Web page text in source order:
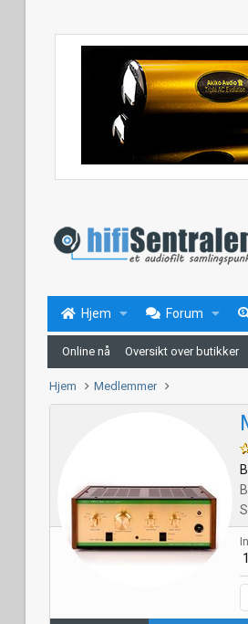
Hjem Forum
Online nå Oversikt over butikker
Hjem Medlemmer